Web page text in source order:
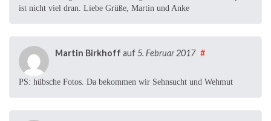
ist nicht viel dran. Liebe Grüße, Martin und Anke
Martin Birkhoff auf5. Februar 2017 #
PS: hübsche Fotos. Da bekommen wir Sehnsucht und Wehmut